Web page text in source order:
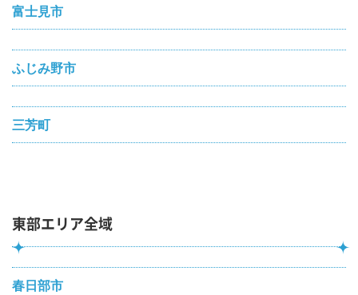
富士見市
ふじみ野市
三芳町
東部エリア全域
春日部市